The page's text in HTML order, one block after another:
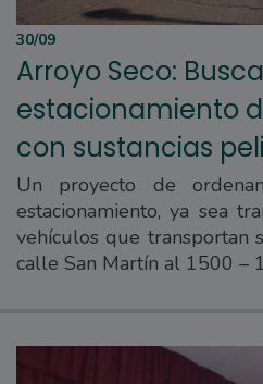
30/09
Arroyo Seco:
estacionamiento
con sustancias
Un proyecto de
estacionamiento, ya sea
vehículos que transportan
calle San Martín al 1500 –